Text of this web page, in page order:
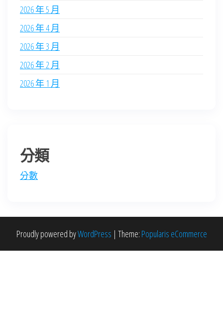
2026 年 5 月
2026 年 4 月
2026 年 3 月
2026 年 2 月
2026 年 1 月
分類
分數
Proudly powered byWordPress | Theme: Popularis eCommerce